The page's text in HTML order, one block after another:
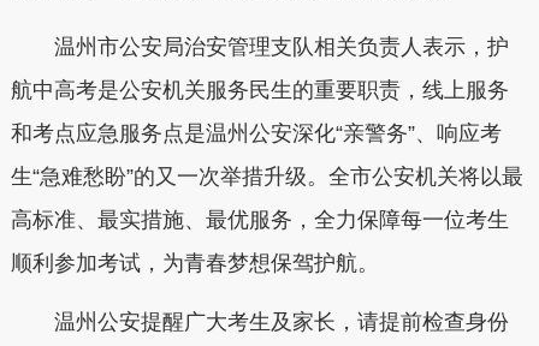
温州市公安局治安管理支队相关负责人表示，护
航中高考是公安机关服务民生的重要职责，线上服务
和考点应急服务点是温州公安深化“亲警务”、响应考
生“急难愁盼”的又一次举措升级。全市公安机关将以最
高标准、最实措施、最优服务，全力保障每一位考生
顺利参加考试，为青春梦想保驾护航。
温州公安提醒广大考生及家长，请提前检查身份